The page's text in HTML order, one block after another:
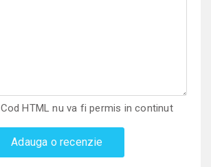
Cod HTML nu va fi permis in continut
Adauga o recenzie